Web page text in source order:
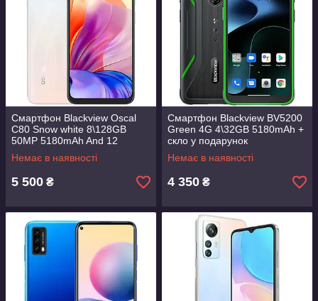
Смартфон Blackview Oscal
C80 Snow white 8\128GB
50MP 5180mAh And 12
НОВИНКА!
Немає в наявності
5 500 ₴
Смартфон Blackview BV5200
Green 4G 4\32GB 5180mAh +
скло у подарунок
Немає в наявності
4 350 ₴